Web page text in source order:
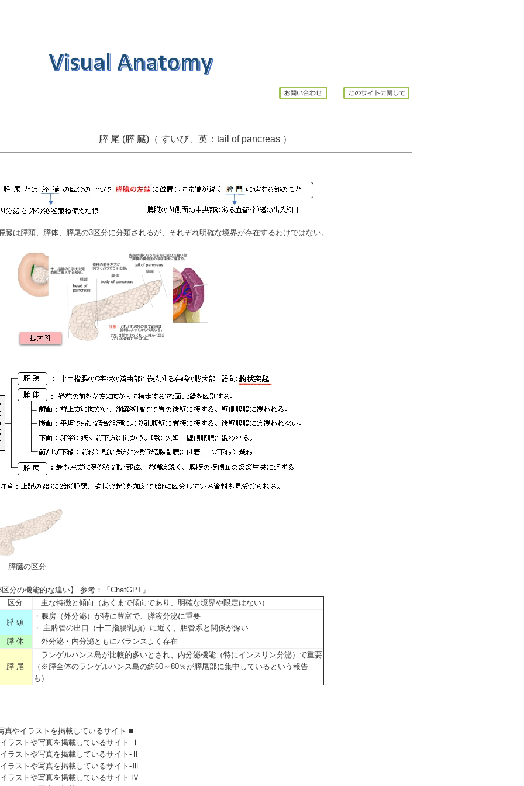
膵 尾 (膵 臓)（ すいび、英：tail of pancreas ）
臓は膵頭、膵体、膵尾の3区分に分類されるが、それぞれ明確な境界が存在するわけではない。
膵臓の区分
分の機能的な違い】 参考：「ChatGPT」
区分 主な特徴と傾向（あくまで傾向であり、明確な境界や限定はない）
膵 頭
・腺房（外分泌）が特に豊富で、膵液分泌に重要
・ 主膵管の出口（十二指腸乳頭）に近く、胆管系と関係が深い
膵 体
外分泌・内分泌ともにバランスよく存在
膵 尾
ランゲルハンス島が比較的多いとされ、内分泌機能（特にインスリン分泌）で重要
（※膵全体のランゲルハンス島の約60～80％が膵尾部に集中しているという報告
も）
真やイラストを掲載しているサイト ■
イラストや写真を掲載しているサイト-Ⅰ
イラストや写真を掲載しているサイト-Ⅱ
イラストや写真を掲載しているサイト-Ⅲ
イラストや写真を掲載しているサイト-Ⅳ